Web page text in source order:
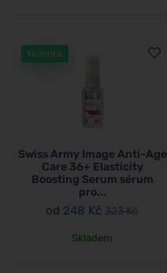
Novinka
Swiss Army Image Anti-Age
Care 36+ Elasticity
Boosting Serum sérum
pro...
od 248 Kč 323 Kč
Skladem